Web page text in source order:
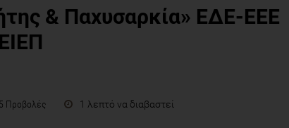
& Παχυσαρκία» ΕΔΕ-ΕΕΕ
Προβολές 1 λεπτό να διαβαστεί